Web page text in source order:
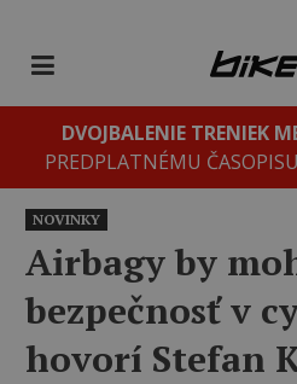
DVOJBALENIE TRENIEK
PREDPLATNÉMU
NOVINKY
Airbagy by
bezpečnosť v
hovorí Stefan